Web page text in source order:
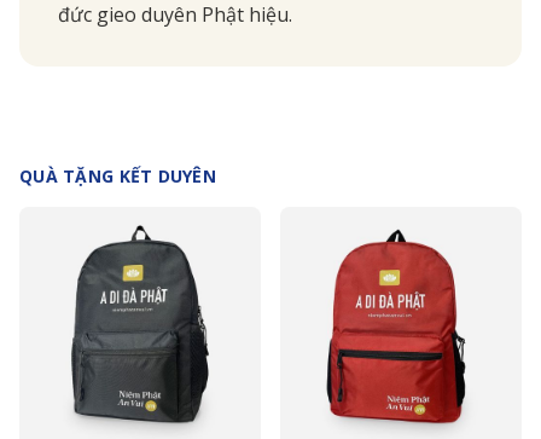
đức gieo duyên Phật hiệu.
QUÀ TẶNG KẾT DUYÊN